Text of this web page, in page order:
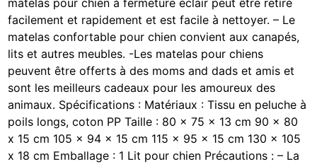
facilement et rapidement et est facile à nettoyer. – Le
matelas confortable pour chien convient aux canapés,
lits et autres meubles. -Les matelas pour chiens
peuvent être offerts à des moms and dads et amis et
sont les meilleurs cadeaux pour les amoureux des
animaux. Spécifications : Matériaux : Tissu en peluche à
poils longs, coton PP Taille : 80 x 75 x 13 cm 90 x 80
x 15 cm 105 x 94 x 15 cm 115 x 95 x 15 cm 130 x 105
x 18 cm Emballage : 1 Lit pour chien Précautions : – La